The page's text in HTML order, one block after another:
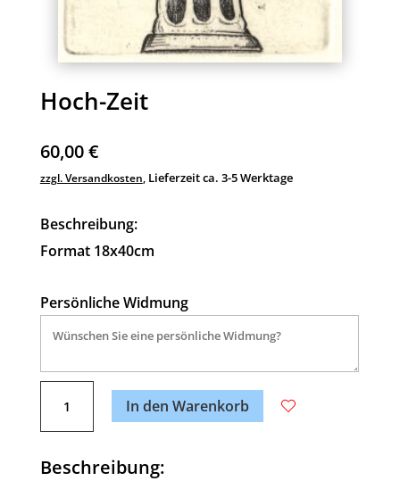
Hoch-Zeit
60,00€
zzgl. Versandkosten, Lieferzeit ca. 3-5 Werktage
Beschreibung:
Format 18x40cm
Persönliche Widmung
In den Warenkorb
A
r
Beschreibung: